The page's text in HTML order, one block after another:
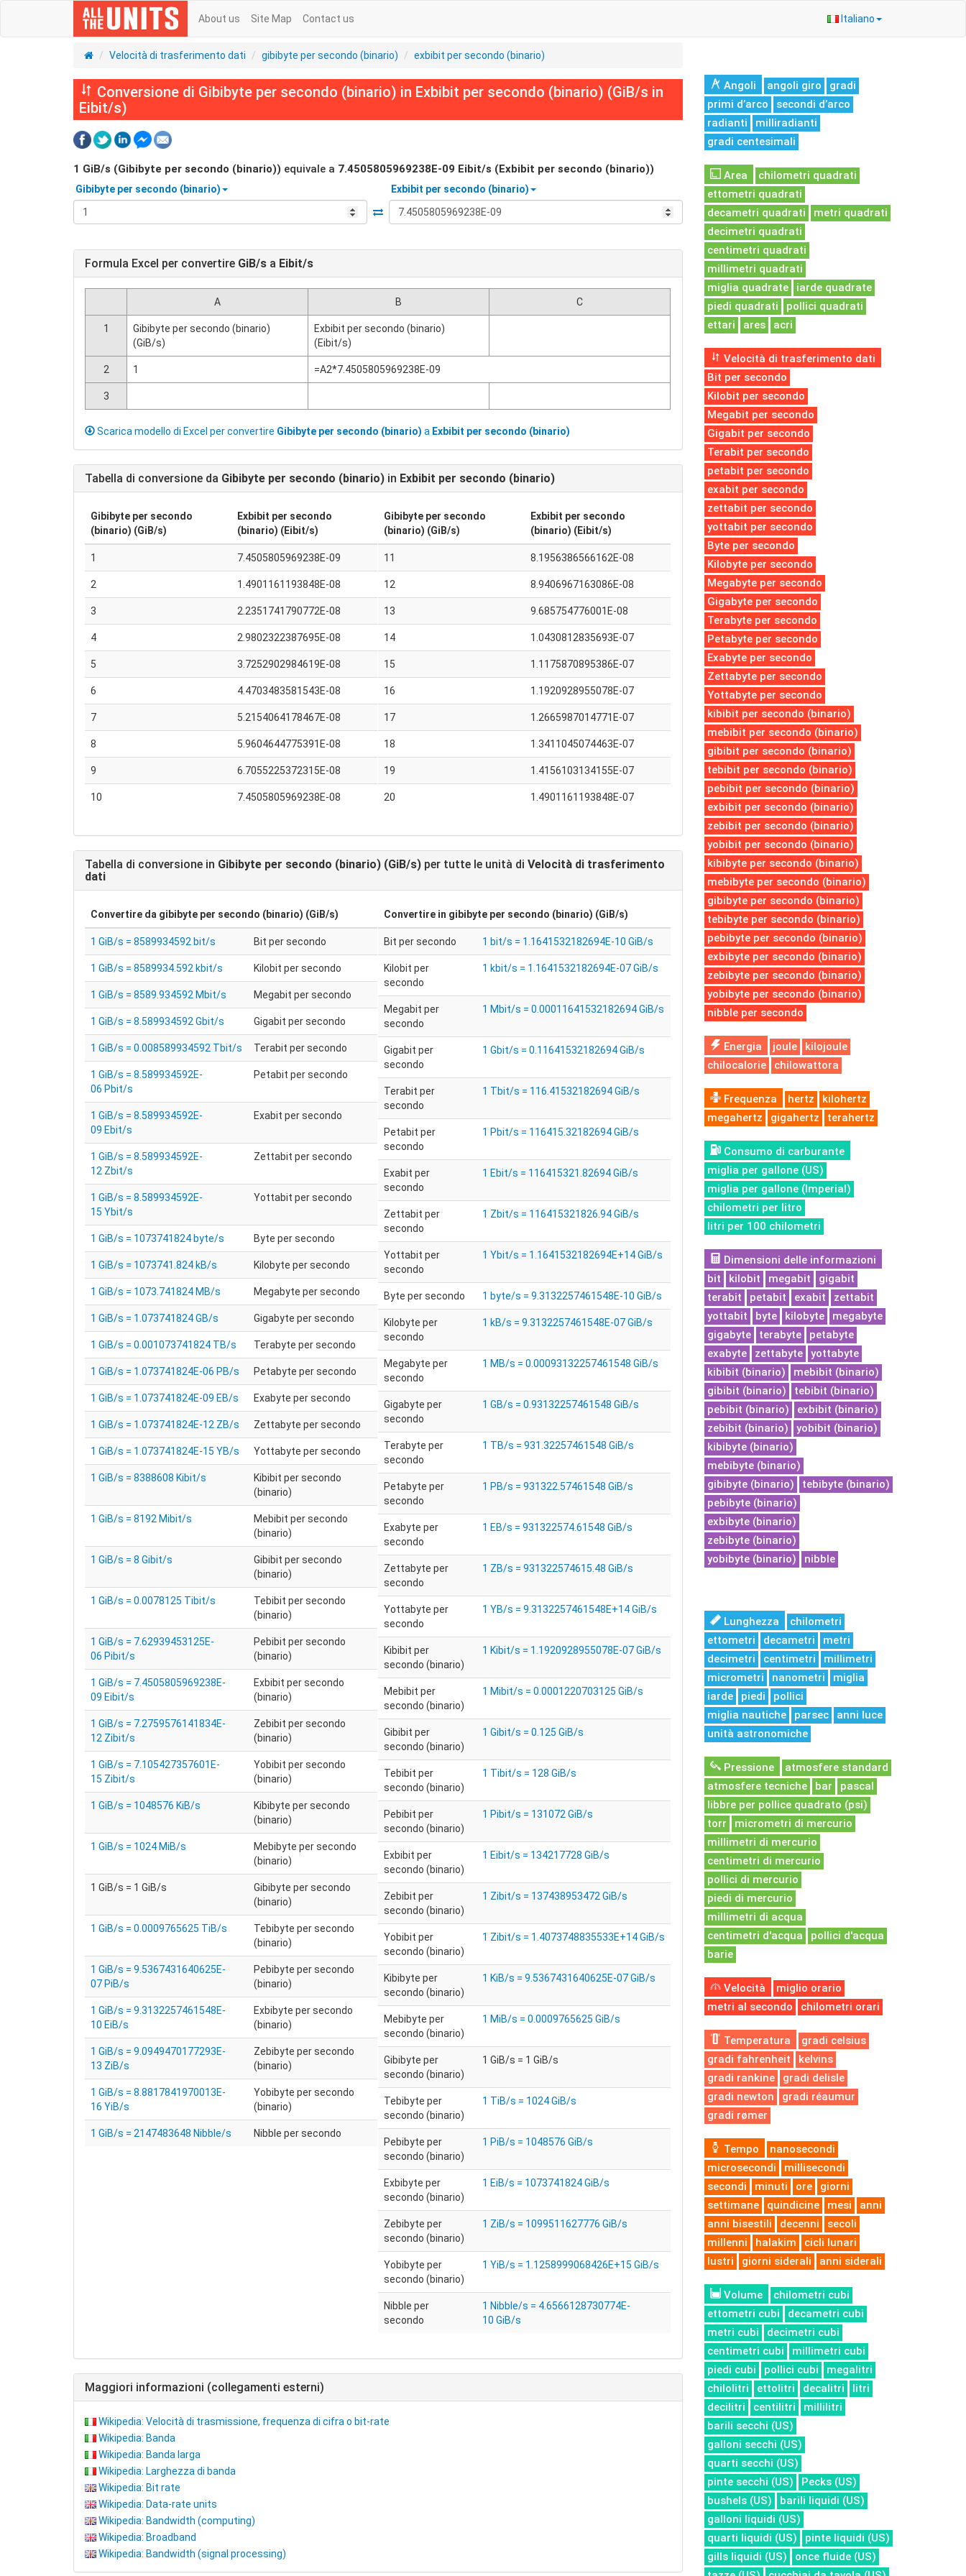
Italiano
About us Site Map Contact us
Velocità di trasferimento dati gibibyte per secondo (binario) exbibit per secondo (binario)
Conversione di Gibibyte per secondo (binario) in Exbibit per secondo (binario) (GiB/s in
Eibit/s)
1 GiB/s (Gibibyte per secondo (binario)) equivale a 7.4505805969238E-09 Eibit/s (Exbibit per secondo (binario))
Gibibyte per secondo (binario) Exbibit per secondo (binario)
Formula Excel per convertire GiB/s a Eibit/s
A B C
1
Gibibyte per secondo (binario)
(GiB/s)
Exbibit per secondo (binario)
(Eibit/s)
2 1 =A2*7.4505805969238E-09
3
Scarica modello di Excel per convertire Gibibyte per secondo (binario) a Exbibit per secondo (binario)
Tabella di conversione da Gibibyte per secondo (binario) in Exbibit per secondo (binario)
Gibibyte per secondo
(binario) (GiB/s)
Exbibit per secondo
(binario) (Eibit/s)
1 7.4505805969238E-09
2 1.4901161193848E-08
3 2.2351741790772E-08
4 2.9802322387695E-08
5 3.7252902984619E-08
6 4.4703483581543E-08
7 5.2154064178467E-08
8 5.9604644775391E-08
9 6.7055225372315E-08
10 7.4505805969238E-08
Gibibyte per secondo
(binario) (GiB/s)
Exbibit per secondo
(binario) (Eibit/s)
11 8.1956386566162E-08
12 8.9406967163086E-08
13 9.685754776001E-08
14 1.0430812835693E-07
15 1.1175870895386E-07
16 1.1920928955078E-07
17 1.2665987014771E-07
18 1.3411045074463E-07
19 1.4156103134155E-07
20 1.4901161193848E-07
Tabella di conversione in Gibibyte per secondo (binario) (GiB/s) per tutte le unità di Velocità di trasferimento
dati
Convertire da gibibyte per secondo (binario) (GiB/s)
1 GiB/s = 8589934592 bit/s Bit per secondo
1 GiB/s = 8589934.592 kbit/s Kilobit per secondo
1 GiB/s = 8589.934592 Mbit/s Megabit per secondo
1 GiB/s = 8.589934592 Gbit/s Gigabit per secondo
1 GiB/s = 0.008589934592 Tbit/s Terabit per secondo
1 GiB/s = 8.589934592E-
06 Pbit/s
Petabit per secondo
1 GiB/s = 8.589934592E-
09 Ebit/s
Exabit per secondo
1 GiB/s = 8.589934592E-
12 Zbit/s
Zettabit per secondo
1 GiB/s = 8.589934592E-
15 Ybit/s
Yottabit per secondo
1 GiB/s = 1073741824 byte/s Byte per secondo
1 GiB/s = 1073741.824 kB/s Kilobyte per secondo
1 GiB/s = 1073.741824 MB/s Megabyte per secondo
1 GiB/s = 1.073741824 GB/s Gigabyte per secondo
1 GiB/s = 0.001073741824 TB/s Terabyte per secondo
1 GiB/s = 1.073741824E-06 PB/s Petabyte per secondo
1 GiB/s = 1.073741824E-09 EB/s Exabyte per secondo
1 GiB/s = 1.073741824E-12 ZB/s Zettabyte per secondo
1 GiB/s = 1.073741824E-15 YB/s Yottabyte per secondo
1 GiB/s = 8388608 Kibit/s
Kibibit per secondo
(binario)
1 GiB/s = 8192 Mibit/s
Mebibit per secondo
(binario)
1 GiB/s = 8 Gibit/s
Gibibit per secondo
(binario)
1 GiB/s = 0.0078125 Tibit/s
Tebibit per secondo
(binario)
1 GiB/s = 7.62939453125E-
06 Pibit/s
Pebibit per secondo
(binario)
1 GiB/s = 7.4505805969238E-
09 Eibit/s
Exbibit per secondo
(binario)
1 GiB/s = 7.2759576141834E-
12 Zibit/s
Zebibit per secondo
(binario)
1 GiB/s = 7.105427357601E-
15 Zibit/s
Yobibit per secondo
(binario)
1 GiB/s = 1048576 KiB/s
Kibibyte per secondo
(binario)
1 GiB/s = 1024 MiB/s
Mebibyte per secondo
(binario)
1 GiB/s = 1 GiB/s
Gibibyte per secondo
(binario)
1 GiB/s = 0.0009765625 TiB/s
Tebibyte per secondo
(binario)
1 GiB/s = 9.5367431640625E-
07 PiB/s
Pebibyte per secondo
(binario)
1 GiB/s = 9.3132257461548E-
10 EiB/s
Exbibyte per secondo
(binario)
1 GiB/s = 9.0949470177293E-
13 ZiB/s
Zebibyte per secondo
(binario)
1 GiB/s = 8.8817841970013E-
16 YiB/s
Yobibyte per secondo
(binario)
1 GiB/s = 2147483648 Nibble/s Nibble per secondo
Convertire in gibibyte per secondo (binario) (GiB/s)
Bit per secondo 1 bit/s = 1.1641532182694E-10 GiB/s
Kilobit per
secondo
1 kbit/s = 1.1641532182694E-07 GiB/s
Megabit per
secondo
1 Mbit/s = 0.00011641532182694 GiB/s
Gigabit per
secondo
1 Gbit/s = 0.11641532182694 GiB/s
Terabit per
secondo
1 Tbit/s = 116.41532182694 GiB/s
Petabit per
secondo
1 Pbit/s = 116415.32182694 GiB/s
Exabit per
secondo
1 Ebit/s = 116415321.82694 GiB/s
Zettabit per
secondo
1 Zbit/s = 116415321826.94 GiB/s
Yottabit per
secondo
1 Ybit/s = 1.1641532182694E+14 GiB/s
Byte per secondo 1 byte/s = 9.3132257461548E-10 GiB/s
Kilobyte per
secondo
1 kB/s = 9.3132257461548E-07 GiB/s
Megabyte per
secondo
1 MB/s = 0.00093132257461548 GiB/s
Gigabyte per
secondo
1 GB/s = 0.93132257461548 GiB/s
Terabyte per
secondo
1 TB/s = 931.32257461548 GiB/s
Petabyte per
secondo
1 PB/s = 931322.57461548 GiB/s
Exabyte per
secondo
1 EB/s = 931322574.61548 GiB/s
Zettabyte per
secondo
1 ZB/s = 931322574615.48 GiB/s
Yottabyte per
secondo
1 YB/s = 9.3132257461548E+14 GiB/s
Kibibit per
secondo (binario)
1 Kibit/s = 1.1920928955078E-07 GiB/s
Mebibit per
secondo (binario)
1 Mibit/s = 0.0001220703125 GiB/s
Gibibit per
secondo (binario)
1 Gibit/s = 0.125 GiB/s
Tebibit per
secondo (binario)
1 Tibit/s = 128 GiB/s
Pebibit per
secondo (binario)
1 Pibit/s = 131072 GiB/s
Exbibit per
secondo (binario)
1 Eibit/s = 134217728 GiB/s
Zebibit per
secondo (binario)
1 Zibit/s = 137438953472 GiB/s
Yobibit per
secondo (binario)
1 Zibit/s = 1.4073748835533E+14 GiB/s
Kibibyte per
secondo (binario)
1 KiB/s = 9.5367431640625E-07 GiB/s
Mebibyte per
secondo (binario)
1 MiB/s = 0.0009765625 GiB/s
Gibibyte per
secondo (binario)
1 GiB/s = 1 GiB/s
Tebibyte per
secondo (binario)
1 TiB/s = 1024 GiB/s
Pebibyte per
secondo (binario)
1 PiB/s = 1048576 GiB/s
Exbibyte per
secondo (binario)
1 EiB/s = 1073741824 GiB/s
Zebibyte per
secondo (binario)
1 ZiB/s = 1099511627776 GiB/s
Yobibyte per
secondo (binario)
1 YiB/s = 1.1258999068426E+15 GiB/s
Nibble per
secondo
1 Nibble/s = 4.6566128730774E-
10 GiB/s
Maggiori informazioni (collegamenti esterni)
Wikipedia: Velocità di trasmissione, frequenza di cifra o bit-rate
Wikipedia: Banda
Wikipedia: Banda larga
Wikipedia: Larghezza di banda
Wikipedia: Bit rate
Wikipedia: Data-rate units
Wikipedia: Bandwidth (computing)
Wikipedia: Broadband
Wikipedia: Bandwidth (signal processing)
Angoli angoli giro
gradi
primi d’arco
secondi d’arco
radianti
milliradianti
gradi centesimali
Area
chilometri quadrati
ettometri quadrati
decametri quadrati
metri quadrati
decimetri quadrati
centimetri quadrati
millimetri quadrati
miglia quadrate
iarde quadrate
piedi quadrati
pollici quadrati
ettari
ares acri
Velocità di trasferimento dati
Bit per secondo
Kilobit per secondo
Megabit per secondo
Gigabit per secondo
Terabit per secondo
petabit per secondo
exabit per secondo
zettabit per secondo
yottabit per secondo
Byte per secondo
Kilobyte per secondo
Megabyte per secondo
Gigabyte per secondo
Terabyte per secondo
Petabyte per secondo
Exabyte per secondo
Zettabyte per secondo
Yottabyte per secondo
kibibit per secondo (binario)
mebibit per secondo (binario)
gibibit per secondo (binario)
tebibit per secondo (binario)
pebibit per secondo (binario)
exbibit per secondo (binario)
zebibit per secondo (binario)
yobibit per secondo (binario)
kibibyte per secondo (binario)
mebibyte per secondo (binario)
gibibyte per secondo (binario)
tebibyte per secondo (binario)
pebibyte per secondo (binario)
exbibyte per secondo (binario)
zebibyte per secondo (binario)
yobibyte per secondo (binario)
nibble per secondo
Energia joule
kilojoule
chilocalorie
chilowattora
Frequenza hertz
kilohertz
megahertz
gigahertz terahertz
Consumo di carburante
miglia per gallone (US)
miglia per gallone (Imperial)
chilometri per litro
litri per 100 chilometri
Dimensioni delle informazioni
bit
kilobit megabit
gigabit
terabit
petabit exabit
zettabit
yottabit
byte kilobyte
megabyte
gigabyte
terabyte
petabyte
exabyte
zettabyte
yottabyte
kibibit (binario)
mebibit (binario)
gibibit (binario)
tebibit (binario)
pebibit (binario)
exbibit (binario)
zebibit (binario)
yobibit (binario)
kibibyte (binario)
mebibyte (binario)
gibibyte (binario)
tebibyte (binario)
pebibyte (binario)
exbibyte (binario)
zebibyte (binario)
yobibyte (binario)
nibble
Lunghezza
chilometri
ettometri
decametri
metri
decimetri
centimetri
millimetri
micrometri
nanometri
miglia
iarde
piedi
pollici
miglia nautiche
parsec
anni luce
unità astronomiche
Pressione
atmosfere standard
atmosfere tecniche
bar
pascal
libbre per pollice quadrato (psi)
torr
micrometri di mercurio
millimetri di mercurio
centimetri di mercurio
pollici di mercurio
piedi di mercurio
millimetri di acqua
centimetri d'acqua
pollici d'acqua
barie
Velocità
miglio orario
metri al secondo
chilometri orari
Temperatura
gradi celsius
gradi fahrenheit
kelvins
gradi rankine
gradi delisle
gradi newton
gradi réaumur
gradi rømer
Tempo
nanosecondi
microsecondi
millisecondi
secondi
minuti ore
giorni
settimane
quindicine mesi
anni
anni bisestili
decenni
secoli
millenni
halakim
cicli lunari
lustri
giorni siderali anni siderali
Volume
chilometri cubi
ettometri cubi
decametri cubi
metri cubi
decimetri cubi
centimetri cubi
millimetri cubi
piedi cubi
pollici cubi
megalitri
chilolitri
ettolitri decalitri
litri
decilitri
centilitri
millilitri
barili secchi (US)
galloni secchi (US)
quarti secchi (US)
pinte secchi (US)
Pecks (US)
bushels (US)
barili liquidi (US)
galloni liquidi (US)
quarti liquidi (US)
pinte liquidi (US)
gills liquidi (US)
once fluide (US)